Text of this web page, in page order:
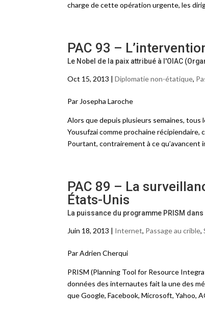
charge de cette opération urgente, les
PAC 93 –
Le Nobel de la paix attribué à l'OIAC
Oct 15, 2013 | Diplomatie non-étatique,
Par Josepha Laroche
Alors que depuis plusieurs semaines,
Yousufzai comme prochaine récipiendaire,
Pourtant, contrairement à ce
PAC 89 – La
États-Unis
La puissance du programme PRISM
Juin 18, 2013 | Internet, Passage au crible,
Par Adrien Cherqui
PRISM (Planning Tool for Resource
données des internautes fait la une des
que Google, Facebook, Microsoft, Yahoo,